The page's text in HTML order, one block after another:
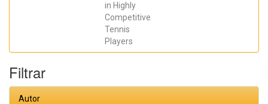
in Highly
Competitive
Tennis
Players
Filtrar
Autor